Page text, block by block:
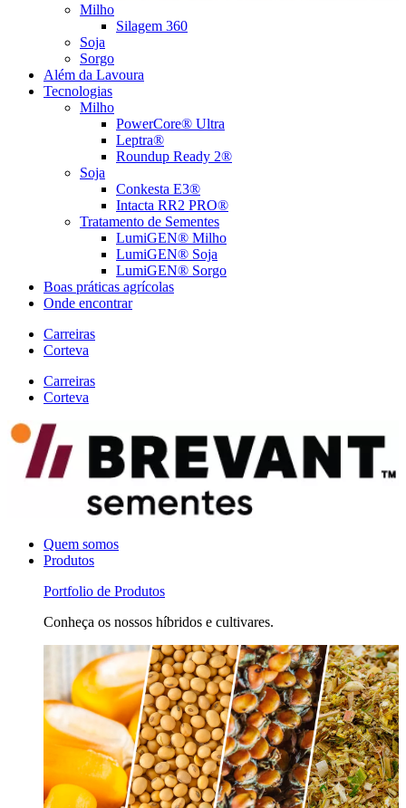
Milho
Silagem 360
Soja
Sorgo
Além da Lavoura
Tecnologias
Milho
PowerCore® Ultra
Leptra®
Roundup Ready 2®
Soja
Conkesta E3®
Intacta RR2 PRO®
Tratamento de Sementes
LumiGEN® Milho
LumiGEN® Soja
LumiGEN® Sorgo
Boas práticas agrícolas
Onde encontrar
Carreiras
Corteva
Carreiras
Corteva
Quem somos
Produtos
Portfolio de Produtos
Conheça os nossos híbridos e cultivares.